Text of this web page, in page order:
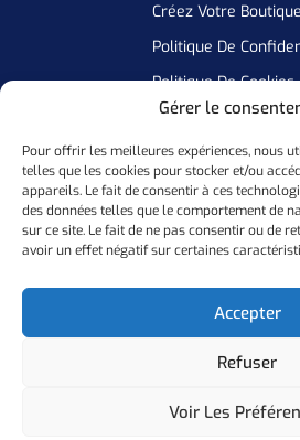
Gérer le
Pour offrir les meilleures expériences, nous
telles que les cookies pour stocker et/ou
appareils. Le fait de consentir à ces
des données telles que le comportement de
sur ce site. Le fait de ne pas consentir ou de
avoir un effet négatif sur certaines
Accepter
Refuser
Voir Les
Créez Votre Boutique
Politique De
Politique De Cookies
Inscrivez Vous A Notre Newsletter
Nos Offres
Personal Flocker